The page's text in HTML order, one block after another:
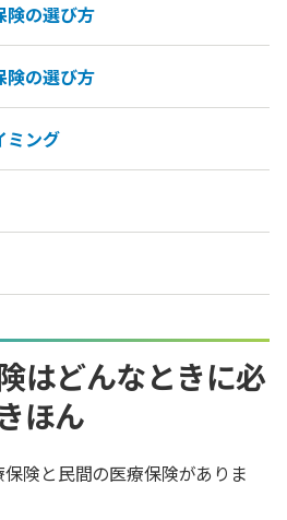
険の選び方
険の選び方
ミング
はどんなときに必
ほん
険と民間の医療保険がありま